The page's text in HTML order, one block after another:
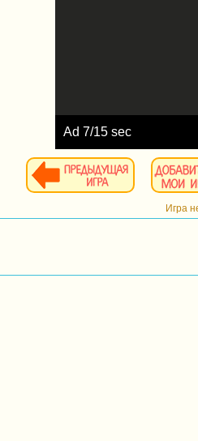
Ad 8/15 sec
Игра